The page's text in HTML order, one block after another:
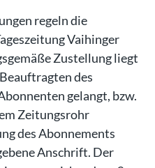
regeln die
Vaihinger
Zustellung liegt
des
gelangt, bzw.
Zeitungsrohr
des Abonnements
Anschrift. Der